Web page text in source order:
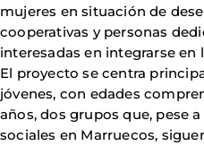
mujeres en situación de
cooperativas y personas
interesadas en integrarse en
El proyecto se centra
jóvenes, con edades
años, dos grupos que, pese
sociales en Marruecos,